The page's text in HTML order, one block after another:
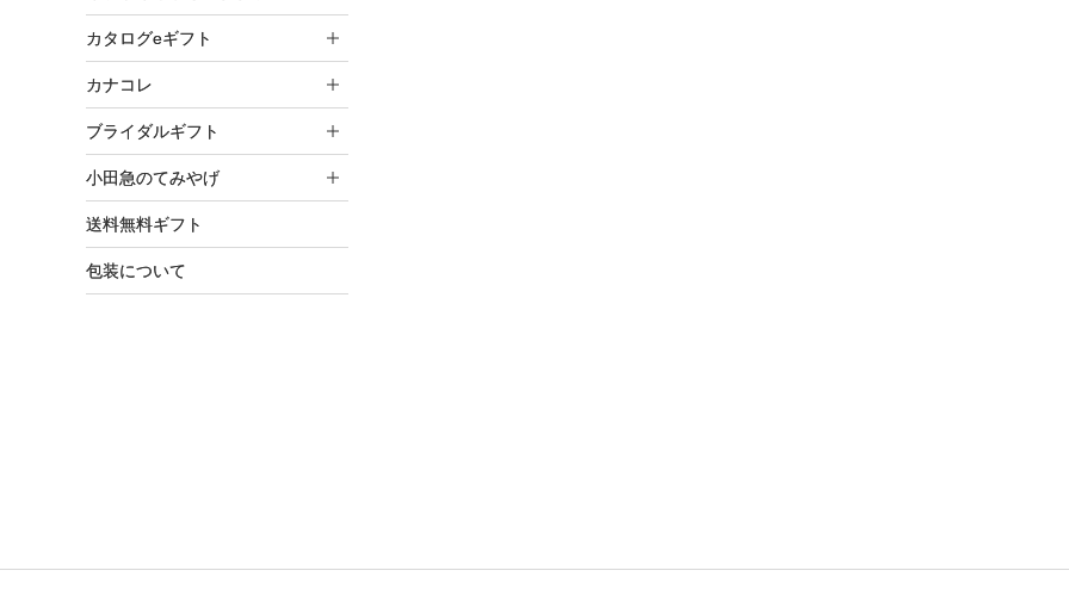
カタログeギフト
カナコレ
ブライダルギフト
小田急のてみやげ
送料無料ギフト
包装について